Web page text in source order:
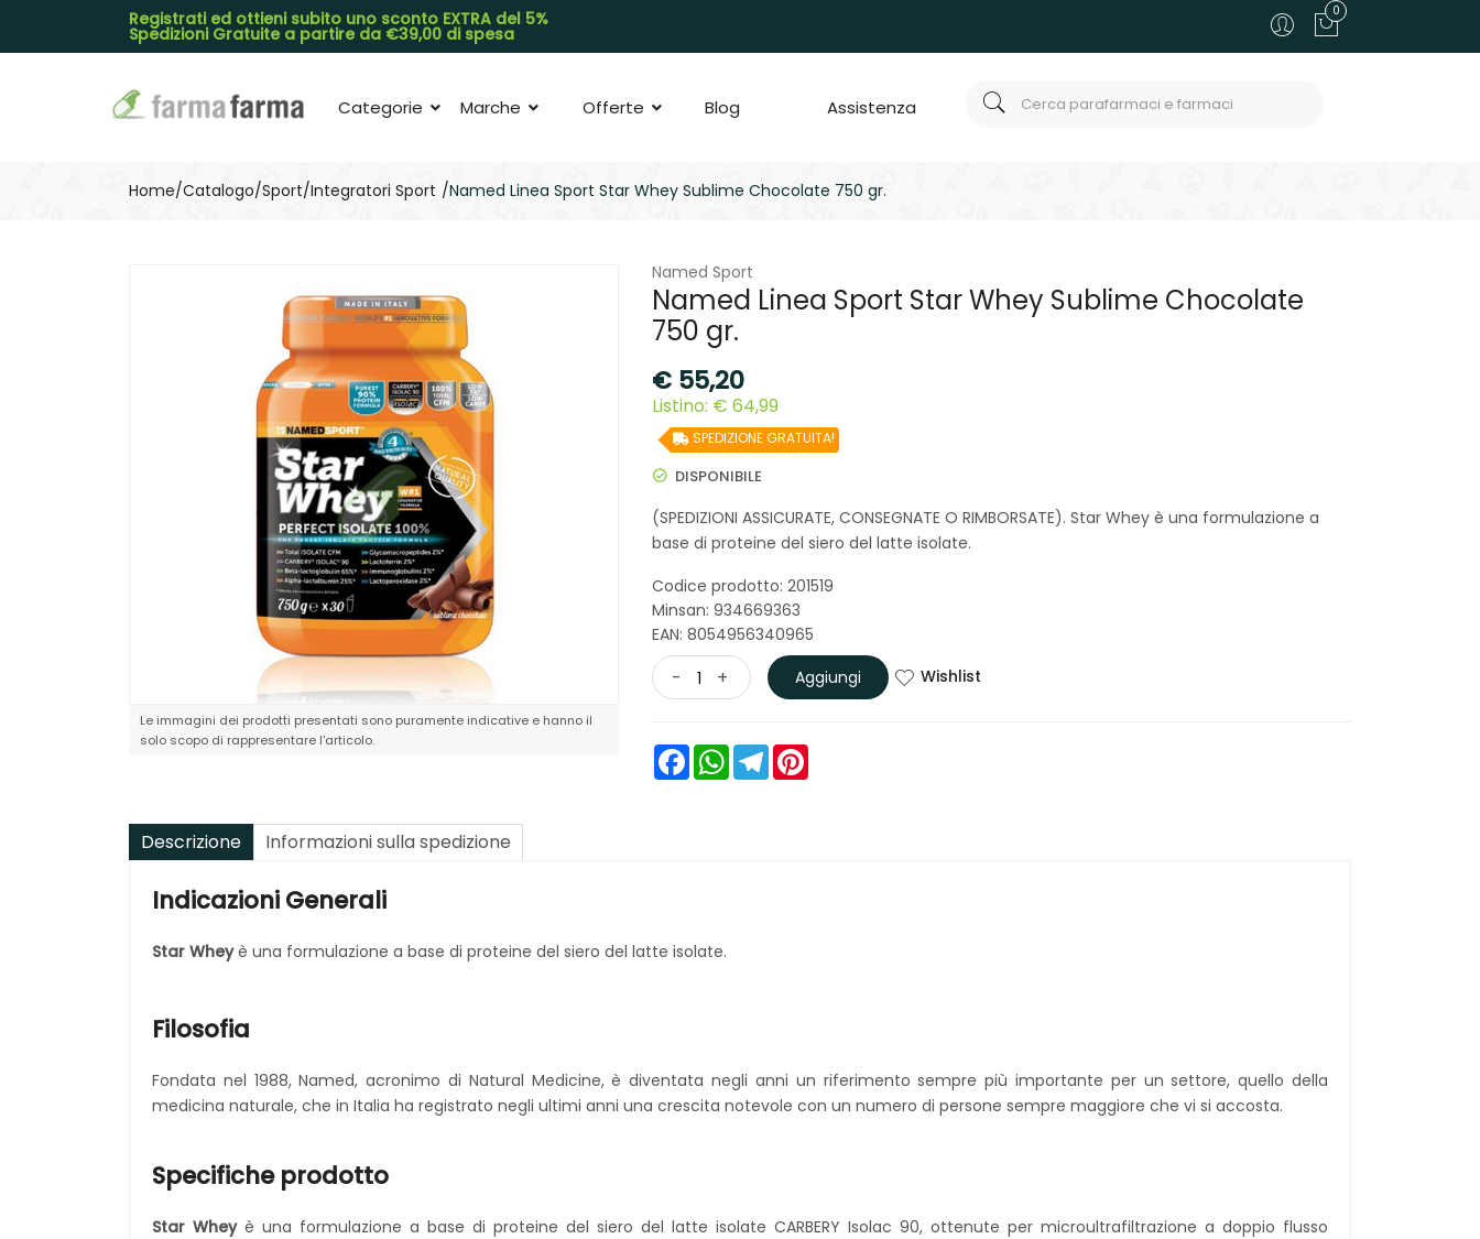
Registrati ed ottieni subito uno sconto EXTRA del 5%
Spedizioni Gratuite a partire da €39,00 di spesa
0
Categorie Marche Offerte Blog Assistenza
Home Catalogo/Sport/Integratori Sport Named Linea Sport Star Whey Sublime Chocolate 750 gr.
Le immagini dei prodotti presentati sono puramente indicative e hanno il
solo scopo di rappresentare l'articolo.
Named Sport
Named Linea Sport Star Whey Sublime Chocolate
750 gr.
€ 55,20
Listino: € 64,99
SPEDIZIONE GRATUITA!
DISPONIBILE
(SPEDIZIONI ASSICURATE, CONSEGNATE O RIMBORSATE). Star Whey è una formulazione a
base di proteine del siero del latte isolate.
Codice prodotto: 201519
Minsan: 934669363
EAN: 8054956340965
- + Aggiungi Wishlist
FacebookWhatsAppTelegram
Descrizione Informazioni sulla spedizione
Indicazioni Generali
Star Wheyè una formulazione a base di proteine del siero del latte isolate.
Filosofia
Fondata nel 1988, Named, acronimo di Natural Medicine, è diventata negli anni un riferimento sempre più importante per un settore, quello della
medicina naturale, che in Italia ha registrato negli ultimi anni una crescita notevole con un numero di persone sempre maggiore che vi si accosta.
Specifiche prodotto
Star Wheyè una formulazione a base di proteine del siero del latte isolate CARBERY Isolac 90, ottenute per microultrafiltrazione a doppio flusso